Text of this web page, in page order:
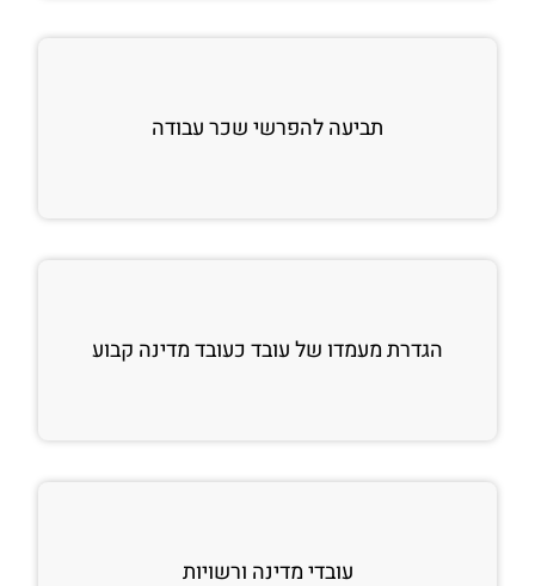
תביעה להפרשי שכר עבודה
הגדרת מעמדו של עובד כעובד מדינה קבוע
עובדי מדינה ורשויות